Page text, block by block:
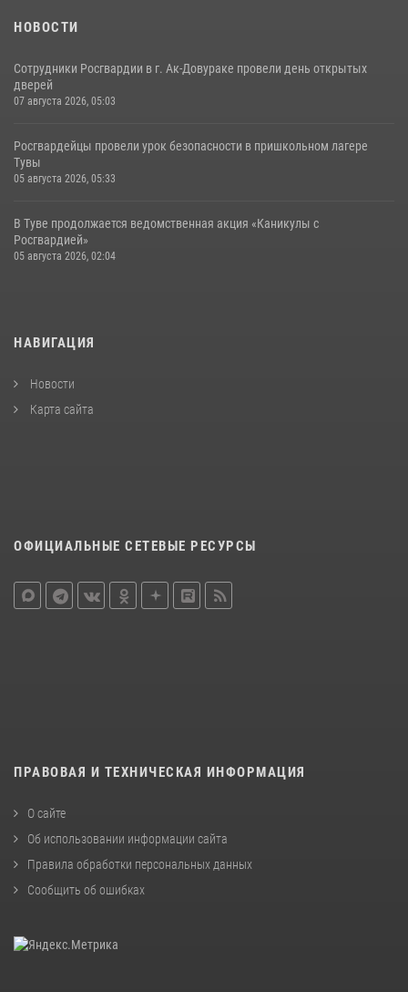
НОВОСТИ
Сотрудники Росгвардии в г. Ак-Довураке провели день открытых
дверей
07 августа 2026, 05:03
Росгвардейцы провели урок безопасности в пришкольном лагере
Тувы
05 августа 2026, 05:33
В Туве продолжается ведомственная акция «Каникулы с
Росгвардией»
05 августа 2026, 02:04
НАВИГАЦИЯ
Новости
Карта сайта
ОФИЦИАЛЬНЫЕ СЕТЕВЫЕ РЕСУРСЫ
ПРАВОВАЯ И ТЕХНИЧЕСКАЯ ИНФОРМАЦИЯ
О сайте
Об использовании информации сайта
Правила обработки персональных данных
Сообщить об ошибках